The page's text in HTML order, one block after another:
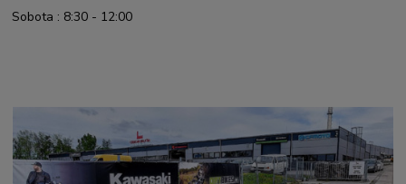
Sobota : 8:30 - 12:00